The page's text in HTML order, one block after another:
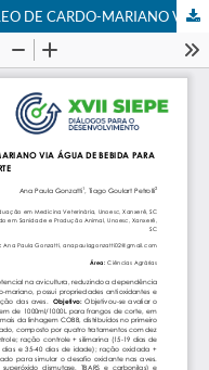
AVALIAÇÃO DA UTILIZAÇÃO DE ÓLEO DE CARDO-MARIANO VIA ÁGUA DE BEBIDA PARA FRANGOS DE CORTE